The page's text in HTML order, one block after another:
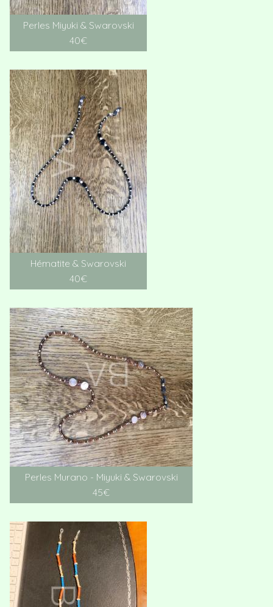
Perles Miyuki & Swarovski
40€
Hématite & Swarovski
40€
Perles Murano - Miyuki & Swarovski
45€